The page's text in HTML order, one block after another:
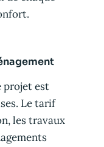
projet est
Le tarif
les travaux